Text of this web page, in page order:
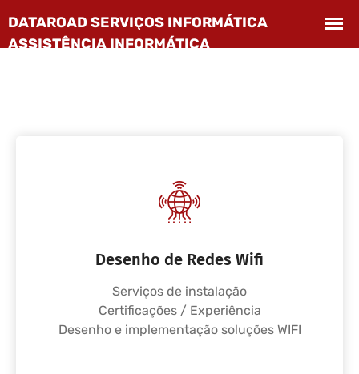
Desenho de Redes Wifi
Serviços de instalação
Certificações / Experiência
Desenho e implementação soluções WIFI